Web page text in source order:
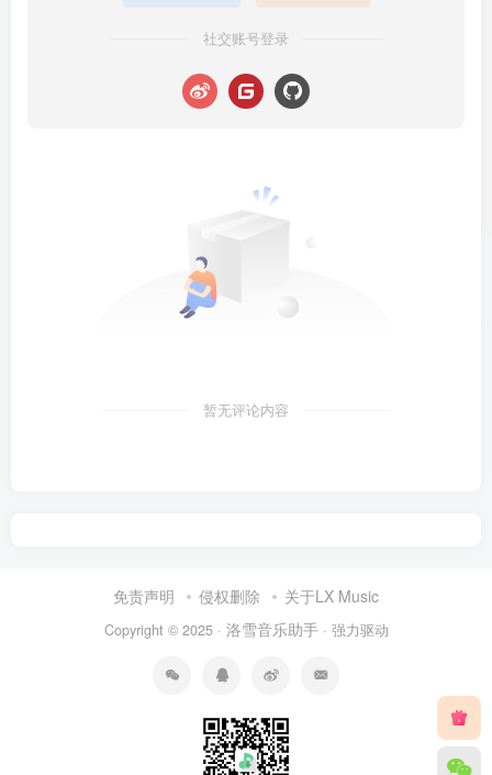
社交账号登录
暂无评论内容
免责声明 侵权删除 关于LX Music
Copyright © 2025 · 洛雪音乐助手· 强力驱动